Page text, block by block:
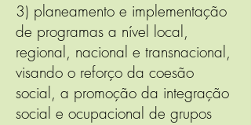
3) planeamento e implementação
de programas a nível local,
regional, nacional e transnacional,
visando o reforço da coesão
social, a promoção da integração
social e ocupacional de grupos